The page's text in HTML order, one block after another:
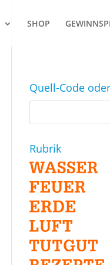
SHOP
Quell-Code
Rubrik